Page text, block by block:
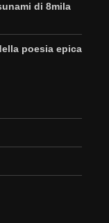
di 8mila
poesia epica